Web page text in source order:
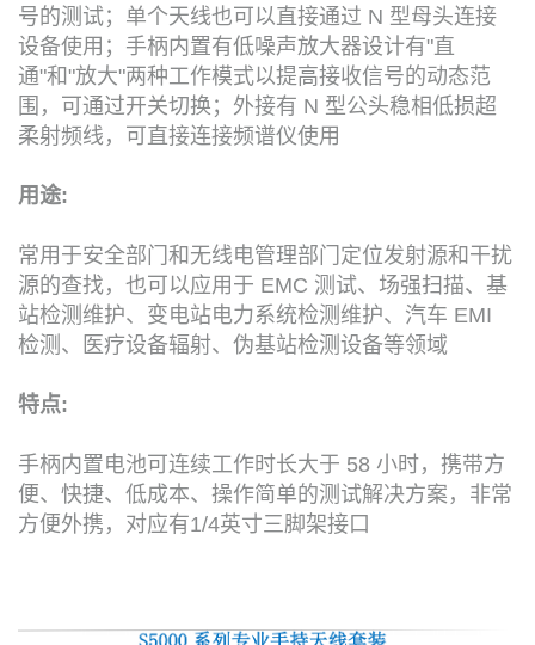
号的测试；单个天线也可以直接通过 N 型母头连接
设备使用；手柄内置有低噪声放大器设计有"直
通"和"放大"两种工作模式以提高接收信号的动态范
围，可通过开关切换；外接有 N 型公头稳相低损超
柔射频线，可直接连接频谱仪使用
用途:
常用于安全部门和无线电管理部门定位发射源和干扰
源的查找，也可以应用于 EMC 测试、场强扫描、基
站检测维护、变电站电力系统检测维护、汽车 EMI
检测、医疗设备辐射、伪基站检测设备等领域
特点:
手柄内置电池可连续工作时长大于 58 小时，携带方
便、快捷、低成本、操作简单的测试解决方案，非常
方便外携，对应有1/4英寸三脚架接口